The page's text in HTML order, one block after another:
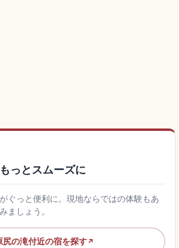
っとスムーズに
ぐっと便利に。現地ならではの体験もあ
ましょう。
尻の滝付近の宿を探す↗